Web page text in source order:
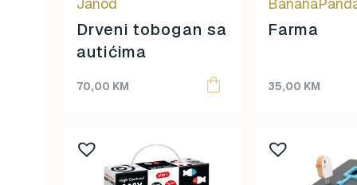
Mazilice
Mideer 1
Montessori
Muzičke kutije
OMY
Puzzle 92
Drveni tobogan sa
autićima
70,00 KM
Farma
35,00 KM